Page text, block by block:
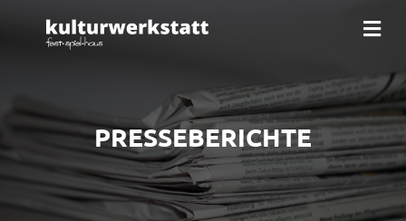
PRESSEBERICHTE